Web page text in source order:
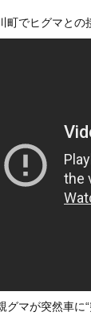
ンチリポーターさ
ーとか言う唐揚げ屋
のAVが性癖ブッ刺
ラーメンで行列、
方馬鹿（笑）ミニ
町でヒグマとの
グマが突然車に